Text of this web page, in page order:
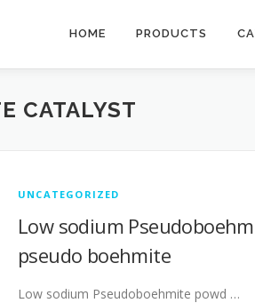
HOME PRODUCTS
CATALYST
UNCATEGORIZED
Low sodium
pseudo boehmite
Low sodium Pseudoboehmite powd …